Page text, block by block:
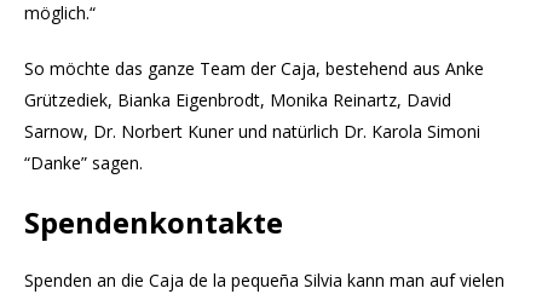
möglich.“
So möchte das ganze Team der Caja, bestehend aus Anke
Grützediek, Bianka Eigenbrodt, Monika Reinartz, David
Sarnow, Dr. Norbert Kuner und natürlich Dr. Karola Simoni
“Danke” sagen.
Spendenkontakte
Spenden an die Caja de la pequeña Silvia kann man auf vielen